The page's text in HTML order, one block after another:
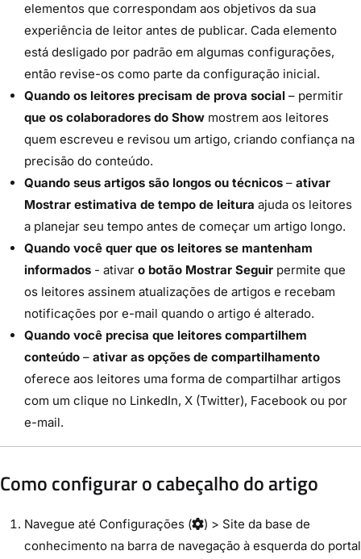
elementos que correspondam aos objetivos da sua
experiência de leitor antes de publicar. Cada elemento
está desligado por padrão em algumas configurações,
então revise-os como parte da configuração inicial.
Quando os leitores precisam de prova social – permitir
que os colaboradores do Show mostrem aos leitores
quem escreveu e revisou um artigo, criando confiança na
precisão do conteúdo.
Quando seus artigos são longos ou técnicos – ativar
Mostrar estimativa de tempo de leitura ajuda os leitores
a planejar seu tempo antes de começar um artigo longo.
Quando você quer que os leitores se mantenham
informados - ativar o botão Mostrar Seguir permite que
os leitores assinem atualizações de artigos e recebam
notificações por e-mail quando o artigo é alterado.
Quando você precisa que leitores compartilhem
conteúdo – ativar as opções de compartilhamento
oferece aos leitores uma forma de compartilhar artigos
com um clique no LinkedIn, X (Twitter), Facebook ou por
e-mail.
Como configurar o cabeçalho do artigo
Navegue até Configurações ( ) > Site da base de
conhecimento na barra de navegação à esquerda do portal